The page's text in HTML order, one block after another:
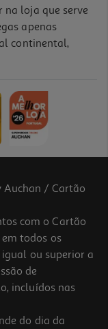
na loja que serve
apenas
continental,
Auchan / Cartão
com o Cartão
todos os
ou superior a
de
incluídos nas
do dia da